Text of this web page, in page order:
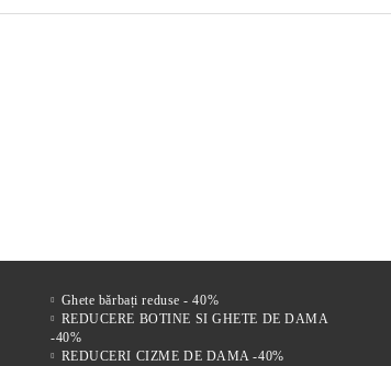
Ghete bărbați reduse - 40%
REDUCERE BOTINE SI GHETE DE DAMA
-40%
REDUCERI CIZME DE DAMA -40%